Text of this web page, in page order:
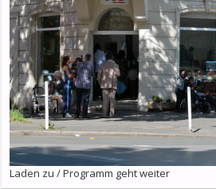
Laden zu / Programm geht weiter